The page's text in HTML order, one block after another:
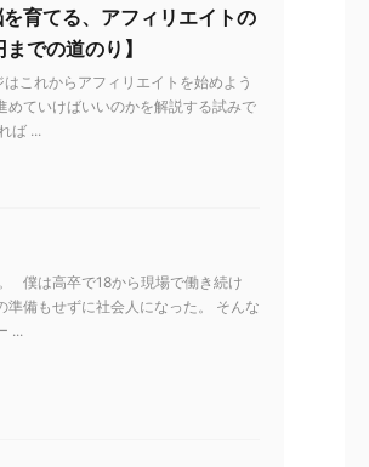
育てる、アフィリエイトの
での道のり】
これからアフィリエイトを始めよう
めていけばいいのかを解説する試みで
ば ...
僕は高卒で18から現場で働き続け
備もせずに社会人になった。 そんな
...